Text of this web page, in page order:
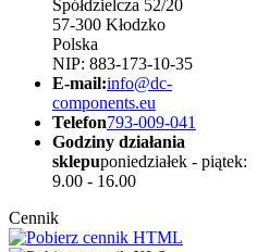
Spółdzielcza 52/20
57-300 Kłodzko
Polska
NIP: 883-173-10-35
E-mail:info@dc-
components.eu
Telefon793-009-041
Godziny działania
sklepuponiedziałek - piątek:
9.00 - 16.00
Cennik